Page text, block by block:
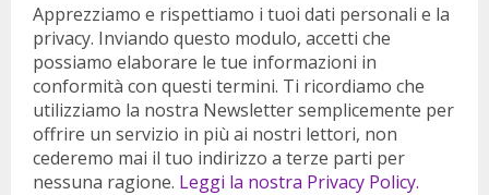
Apprezziamo e rispettiamo i tuoi dati personali e la
privacy. Inviando questo modulo, accetti che
possiamo elaborare le tue informazioni in
conformità con questi termini. Ti ricordiamo che
utilizziamo la nostra Newsletter semplicemente per
offrire un servizio in più ai nostri lettori, non
cederemo mai il tuo indirizzo a terze parti per
nessuna ragione. Leggi la nostra Privacy Policy.